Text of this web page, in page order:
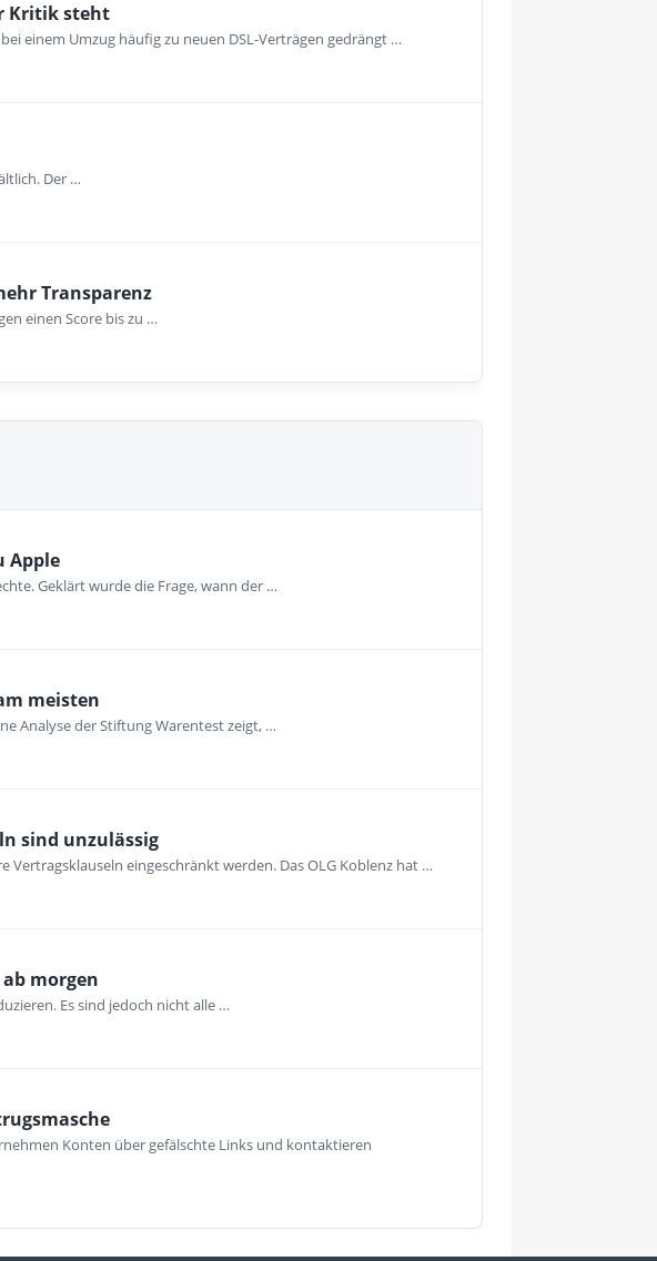
Kritik steht
einem Umzug häufig zu neuen DSL-Verträgen gedrängt …
Der …
Transparenz
einen Score bis zu …
Apple
Geklärt wurde die Frage, wann der …
meisten
Analyse der Stiftung Warentest zeigt, …
sind unzulässig
eingeschränkt werden. Das OLG Koblenz hat …
morgen
Es sind jedoch nicht alle …
Konten über gefälschte Links und kontaktieren